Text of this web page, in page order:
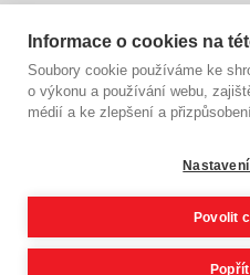
CTPark HK A2
500 03 Hradec Králové
Po-Pá: 9:00 – 17:00
Kontaktujte nás:
Informace o cookies na
Soubory cookie používáme ke
o výkonu a používání webu,
médií a ke zlepšení a
Povolit